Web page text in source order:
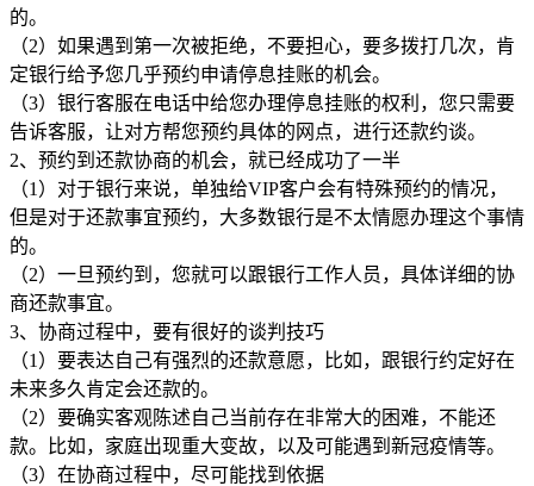
的。
（2）如果遇到第一次被拒绝，不要担心，要多拨打几次，肯
定银行给予您几乎预约申请停息挂账的机会。
（3）银行客服在电话中给您办理停息挂账的权利，您只需要
告诉客服，让对方帮您预约具体的网点，进行还款约谈。
2、预约到还款协商的机会，就已经成功了一半
（1）对于银行来说，单独给VIP客户会有特殊预约的情况，
但是对于还款事宜预约，大多数银行是不太情愿办理这个事情
的。
（2）一旦预约到，您就可以跟银行工作人员，具体详细的协
商还款事宜。
3、协商过程中，要有很好的谈判技巧
（1）要表达自己有强烈的还款意愿，比如，跟银行约定好在
未来多久肯定会还款的。
（2）要确实客观陈述自己当前存在非常大的困难，不能还
款。比如，家庭出现重大变故，以及可能遇到新冠疫情等。
（3）在协商过程中，尽可能找到依据